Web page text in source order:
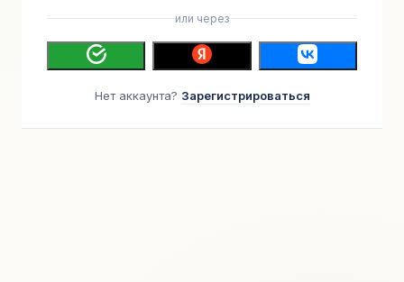
или через
Нет аккаунта? Зарегистрироваться